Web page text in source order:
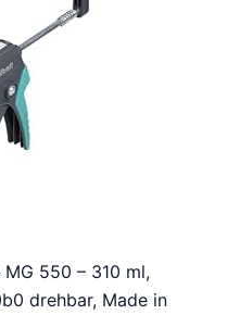
550 – 310 ml,
drehbar, Made in